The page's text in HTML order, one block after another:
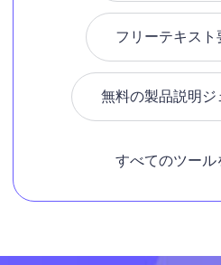
フリーテキス
無料の製品説明
すべてのツール